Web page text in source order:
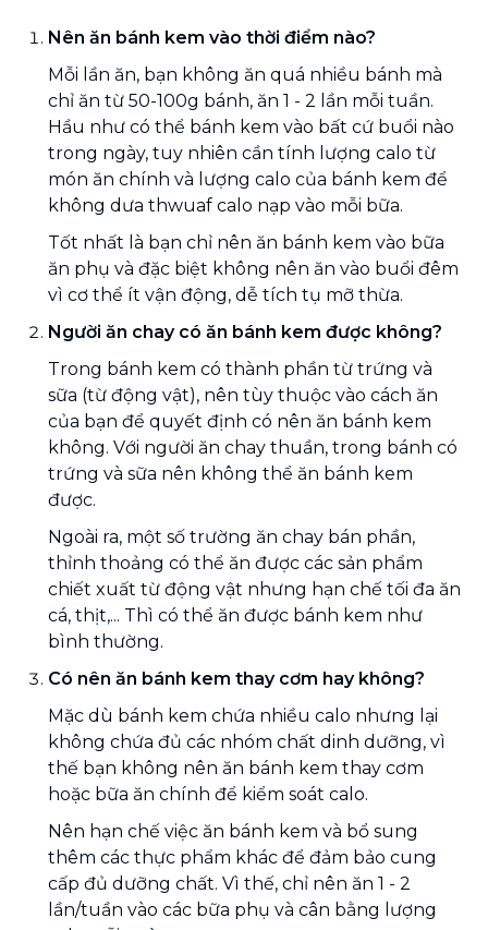
Nên ăn bánh kem vào thời điểm nào?
Mỗi lần ăn, bạn không ăn quá nhiều bánh mà
chỉ ăn từ 50-100g bánh, ăn 1 - 2 lần mỗi tuần.
Hầu như có thể bánh kem vào bất cứ buổi nào
trong ngày, tuy nhiên cần tính lượng calo từ
món ăn chính và lượng calo của bánh kem để
không dưa thwuaf calo nạp vào mỗi bữa.
Tốt nhất là bạn chỉ nên ăn bánh kem vào bữa
ăn phụ và đặc biệt không nên ăn vào buổi đêm
vì cơ thể ít vận động, dễ tích tụ mỡ thừa.
Người ăn chay có ăn bánh kem được không?
Trong bánh kem có thành phần từ trứng và
sữa (từ động vật), nên tùy thuộc vào cách ăn
của bạn để quyết định có nên ăn bánh kem
không. Với người ăn chay thuần, trong bánh có
trứng và sữa nên không thể ăn bánh kem
được.
Ngoài ra, một số trường ăn chay bán phần,
thỉnh thoảng có thể ăn được các sản phẩm
chiết xuất từ động vật nhưng hạn chế tối đa ăn
cá, thịt,... Thì có thể ăn được bánh kem như
bình thường.
Có nên ăn bánh kem thay cơm hay không?
Mặc dù bánh kem chứa nhiều calo nhưng lại
không chứa đủ các nhóm chất dinh dưỡng, vì
thế bạn không nên ăn bánh kem thay cơm
hoặc bữa ăn chính để kiểm soát calo.
Nên hạn chế việc ăn bánh kem và bổ sung
thêm các thực phẩm khác để đảm bảo cung
cấp đủ dưỡng chất. Vì thế, chỉ nên ăn 1 - 2
lần/tuần vào các bữa phụ và cân bằng lượng